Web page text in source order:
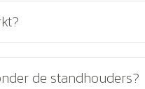
de standhouders?